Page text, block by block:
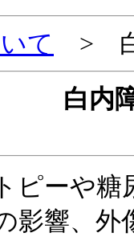
て
>
白内
ピーや糖
影響、